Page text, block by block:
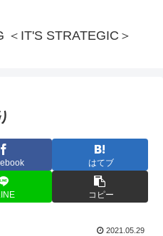
＜IT'S STRATEGIC＞
はてブ
コピー
2021.05.29